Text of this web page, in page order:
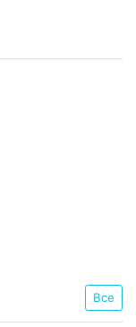
Все